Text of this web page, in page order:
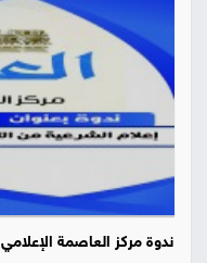
ندوة مركز العاصمة الإعلامي